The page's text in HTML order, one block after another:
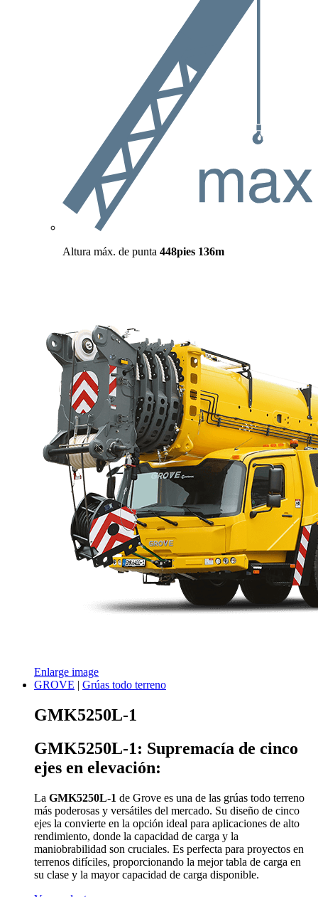
Altura máx. de punta 448pies 136m
Enlarge image
GROVE | Grúas todo terreno
GMK5250L-1
GMK5250L-1: Supremacía de cinco
ejes en elevación:
La GMK5250L-1 de Grove es una de las grúas todo terreno
más poderosas y versátiles del mercado. Su diseño de cinco
ejes la convierte en la opción ideal para aplicaciones de alto
rendimiento, donde la capacidad de carga y la
maniobrabilidad son cruciales. Es perfecta para proyectos en
terrenos difíciles, proporcionando la mejor tabla de carga en
su clase y la mayor capacidad de carga disponible.